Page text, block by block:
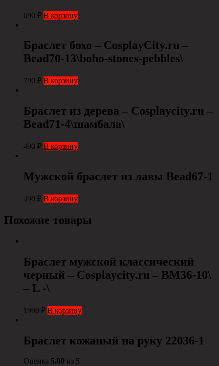
690 ₽ В корзину
Браслет бохо – CosplayCity.ru –
Bead70-13\boho-stones-pebbles\
790 ₽ В корзину
Браслет из дерева – Cosplaycity.ru –
Bead71-4\шамбала\
490 ₽ В корзину
Мужской браслет из лавы Bead67-1
490 ₽ В корзину
Похожие товары
Браслет мужской классический
черный – Cosplaycity.ru – BM36-10\
– L -\
1990 ₽ В корзину
Браслет кожаный на руку 22036-1
Оценка 5.00 из 5